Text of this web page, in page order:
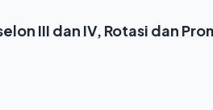
III dan IV, Rotasi dan